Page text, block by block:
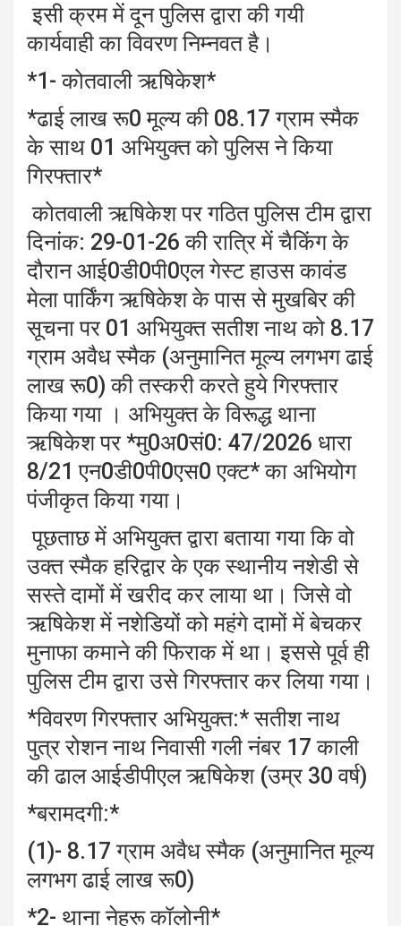
इसी क्रम में दून पुलिस द्वारा की गयी
कार्यवाही का विवरण निम्नवत है।
*1- कोतवाली ऋषिकेश*
*ढाई लाख रू0 मूल्य की 08.17 ग्राम स्मैक
के साथ 01 अभियुक्त को पुलिस ने किया
गिरफ्तार*
कोतवाली ऋषिकेश पर गठित पुलिस टीम द्वारा
दिनांक: 29-01-26 की रात्रि में चैकिंग के
दौरान आई0डी0पी0एल गेस्ट हाउस कावंड
मेला पार्किंग ऋषिकेश के पास से मुखबिर की
सूचना पर 01 अभियुक्त सतीश नाथ को 8.17
ग्राम अवैध स्मैक (अनुमानित मूल्य लगभग ढाई
लाख रू0) की तस्करी करते हुये गिरफ्तार
किया गया । अभियुक्त के विरूद्ध थाना
ऋषिकेश पर *मु0अ0सं0: 47/2026 धारा
8/21 एन0डी0पी0एस0 एक्ट* का अभियोग
पंजीकृत किया गया।
पूछताछ में अभियुक्त द्वारा बताया गया कि वो
उक्त स्मैक हरिद्वार के एक स्थानीय नशेडी से
सस्ते दामों में खरीद कर लाया था। जिसे वो
ऋषिकेश में नशेडियों को महंगे दामों में बेचकर
मुनाफा कमाने की फिराक में था। इससे पूर्व ही
पुलिस टीम द्वारा उसे गिरफ्तार कर लिया गया।
*विवरण गिरफ्तार अभियुक्त:* सतीश नाथ
पुत्र रोशन नाथ निवासी गली नंबर 17 काली
की ढाल आईडीपीएल ऋषिकेश (उम्र 30 वर्ष)
*बरामदगी:*
(1)- 8.17 ग्राम अवैध स्मैक (अनुमानित मूल्य
लगभग ढाई लाख रू0)
*2- थाना नेहरू कॉलोनी*